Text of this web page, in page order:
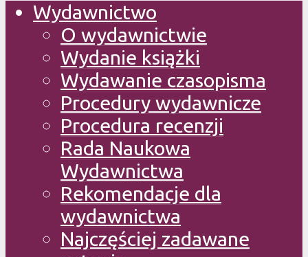
Wydawnictwo
O wydawnictwie
Wydanie książki
Wydawanie czasopisma
Procedury wydawnicze
Procedura recenzji
Rada Naukowa
Wydawnictwa
Rekomendacje dla
wydawnictwa
Najczęściej zadawane